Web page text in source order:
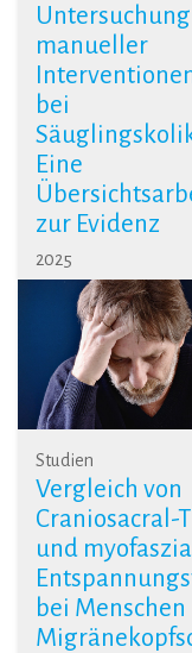
Untersuchung
manueller
bei
Eine
zur Evidenz
2025
Studien
Vergleich von
Craniosacral-
und
bei